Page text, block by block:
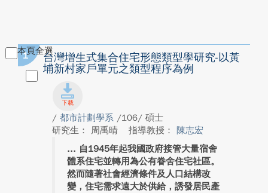
本頁全選
1
台灣增生式集合住宅形態類型學研究-以黃
埔新村家戶單元之類型程序為例
/ 都市計劃學系 /106/ 碩士
研究生： 周禹晴
指導教授： 陳志宏
自1945年起我國政府接管大量宿舍
體系住宅並轉用為公有眷舍住宅社區。
然而隨著社會經濟條件及人口結構改
變，住宅需求遠大於供給，誘發居民產